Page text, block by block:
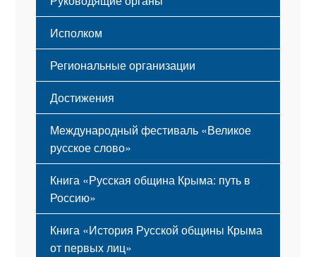
Исполком
Региональные организации
Достижения
Международный фестиваль «Великое
русское слово»
Книга «Русская община Крыма: путь в
Россию»
Книга «История Русской общины Крыма
от первых лиц»